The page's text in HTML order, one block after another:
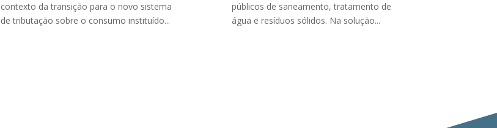
contexto da transição para o novo sistema
de tributação sobre o consumo instituído...
públicos de saneamento, tratamento de
água e resíduos sólidos. Na solução...